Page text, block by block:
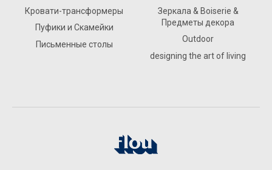
Кровати-трансформеры
Пуфики и Скамейки
Письменные столы
Зеркала & Boiserie &
Предметы декора
Outdoor
designing the art of living